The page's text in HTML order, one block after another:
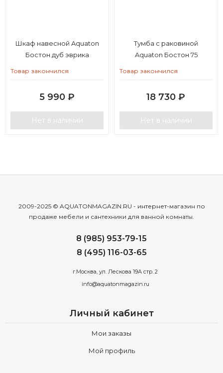
Шкаф навесной Aquaton
Бостон дуб эврика
Товар закончился
5 990 ₽
Нет в наличии
Тумба с раковиной
Aquaton Бостон 75
Товар закончился
18 730 ₽
Нет в наличии
2009-2025 © AQUATONMAGAZIN.RU - интернет-магазин по
продаже мебели и сантехники для ванной комнаты.
8 (985) 953-79-15
8 (495) 116-03-65
г.Москва, ул. Лескова 19А стр. 2
info@aquatonmagazin.ru
Личный кабинет
Мои заказы
Мой профиль